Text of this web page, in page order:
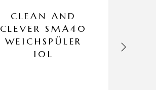
CLEAN AND
CLEVER SMA40
WEICHSPÜLER
10L